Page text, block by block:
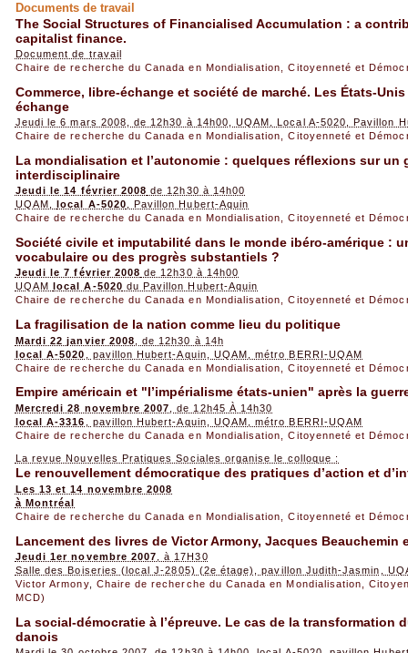
Documents de travail
The Social Structures of Financialised Accumulation : a
capitalist finance.
Document de travail
Chaire de recherche du Canada en Mondialisation, Citoyenneté et
Commerce, libre-échange et société de marché. Les États-
échange
Jeudi le 6 mars 2008, de 12h30 à 14h00, UQAM, Local A-5020, Pavillon
Chaire de recherche du Canada en Mondialisation, Citoyenneté et
La mondialisation et l’autonomie : quelques réflexions sur un
interdisciplinaire
Jeudi le 14 février 2008 de 12h30 à 14h00
UQAM,
local A-5020 , Pavillon Hubert-Aquin
Chaire de recherche du Canada en Mondialisation, Citoyenneté et
Société civile et imputabilité dans le monde ibéro-amérique :
vocabulaire ou des progrès substantiels ?
Jeudi le 7 février 2008 de 12h30 à 14h00
UQAM
local A-5020 du Pavillon Hubert-Aquin
Chaire de recherche du Canada en Mondialisation, Citoyenneté et
La fragilisation de la nation comme lieu du politique
Mardi 22 janvier 2008 , de 12h30 à 14h
local A-5020
, pavillon Hubert-Aquin, UQAM, métro BERRI-UQAM
Chaire de recherche du Canada en Mondialisation, Citoyenneté et
Empire américain et "l’impérialisme états-unien" après la
Mercredi 28 novembre 2007
, de 12h45 À 14h30
local A-3316
, pavillon Hubert-Aquin, UQAM, métro BERRI-UQAM
Chaire de recherche du Canada en Mondialisation, Citoyenneté et
La revue Nouvelles Pratiques Sociales organise le colloque :
Le renouvellement démocratique des pratiques d’action et
Les 13 et 14 novembre 2008
à Montréal
Chaire de recherche du Canada en Mondialisation, Citoyenneté et
Lancement des livres de Victor Armony, Jacques Beauchemin
Jeudi 1er novembre 2007 , à 17H30
Salle des Boiseries (local J-2805) (2e étage), pavillon Judith-Jasmin,
Victor Armony, Chaire de recherche du Canada en Mondialisation,
MCD)
La social-démocratie à l’épreuve. Le cas de la transformation
danois